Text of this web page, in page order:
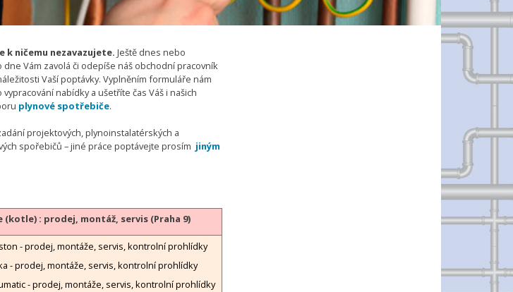
ničemu nezavazujete. Ještě dnes nebo
Vám zavolá či odepíše náš obchodní pracovník
Vaší poptávky. Vyplněním formuláře nám
nabídky a ušetříte čas Váš i našich
plynové spotřebiče.
projektových, plynoinstalatérských a
spořebičů – jiné práce poptávejte prosím jiným
: prodej, montáž, servis (Praha 9)
- prodej, montáže, servis, kontrolní prohlídky
- prodej, montáže, servis, kontrolní prohlídky
- prodej, montáže, servis, kontrolní prohlídky